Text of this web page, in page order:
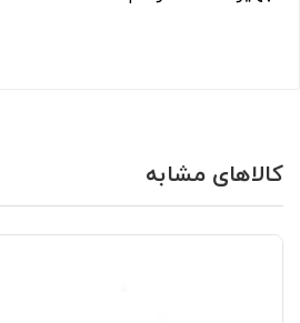
کالاهای مشابه